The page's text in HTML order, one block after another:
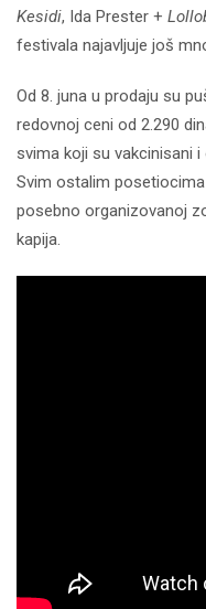
Kesidi, Ida Prester +
festivala najavljuje još
Od 8. juna u prodaju su
redovnoj ceni od 2.290
svima koji su vakcinisani
Svim ostalim
posebno organizovanoj
kapija.